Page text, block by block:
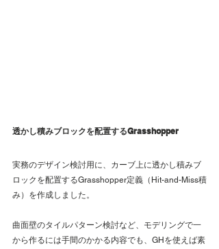
透かし積みブロックを配置するGrasshopper
実務のデザイン検討用に、カーブ上に透かし積みブ
ロックを配置するGrasshopper定義（Hit-and-Miss積
み）を作成しました。
曲面壁のタイルパターン検討など、モデリングで一
から作るには手間のかかる内容でも、GHを使えば素